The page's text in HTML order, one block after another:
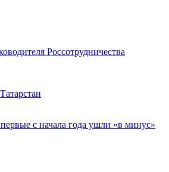
Россотрудничества
с начала года ушли «в минус»